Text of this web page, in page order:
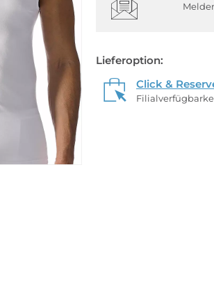
Lieferoption:
Click &